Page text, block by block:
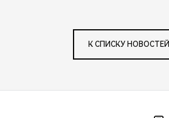
К СПИСКУ НОВОСТЕЙ